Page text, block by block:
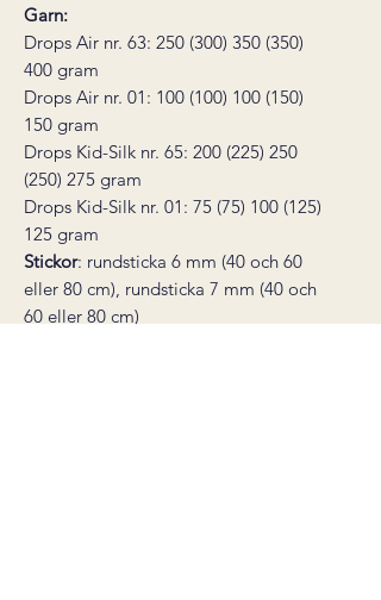
Garn:
Drops Air nr. 63: 250 (300) 350 (350)
400 gram
Drops Air nr. 01: 100 (100) 100 (150)
150 gram
Drops Kid-Silk nr. 65: 200 (225) 250
(250) 275 gram
Drops Kid-Silk nr. 01: 75 (75) 100 (125)
125 gram
Stickor: rundsticka 6 mm (40 och 60
eller 80 cm), rundsticka 7 mm (40 och
60 eller 80 cm)